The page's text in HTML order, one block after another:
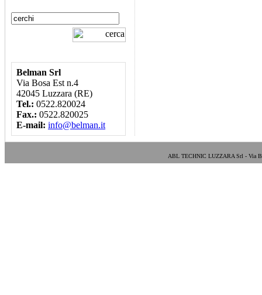
Belman Srl
Via Bosa Est n.4
42045 Luzzara (RE)
Tel.: 0522.820024
Fax.: 0522.820025
E-mail: info@belman.it
ABL TECHNIC LUZZARA Srl - Via